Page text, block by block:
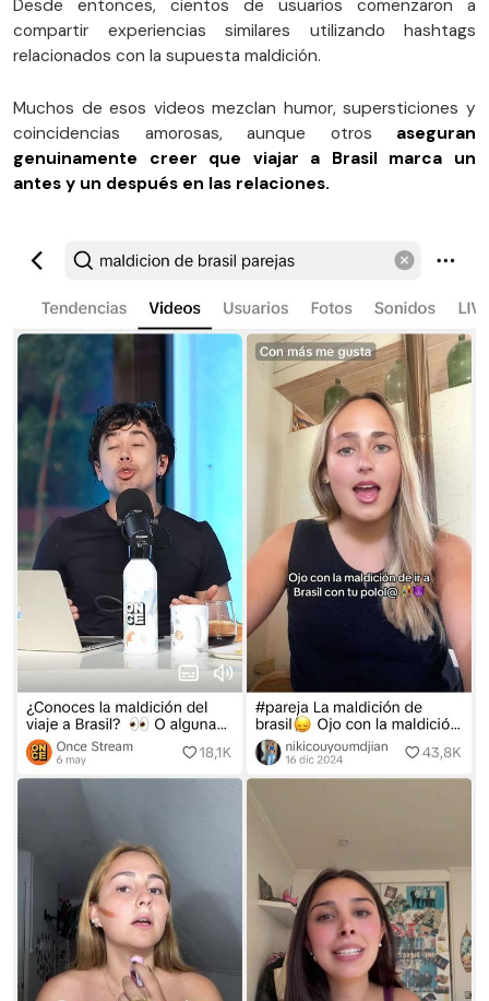
Desde entonces, cientos de usuarios comenzaron a
compartir experiencias similares utilizando hashtags
relacionados con la supuesta maldición.
Muchos de esos videos mezclan humor, supersticiones y
coincidencias amorosas, aunque otros aseguran
genuinamente creer que viajar a Brasil marca un
antes y un después en las relaciones.